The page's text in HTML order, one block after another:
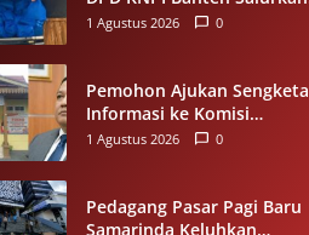
Bantuan Sembako Melalui
1 Agustus 2026 0
Pemohon Ajukan Sengketa
Informasi ke Komisi
Informasi Riau, Soroti
Pelalawan
1 Agustus 2026 0
Pedagang Pasar Pagi Baru
Samarinda Keluhkan